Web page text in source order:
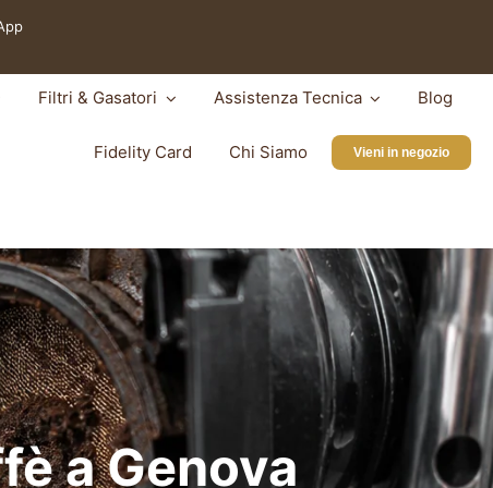
Filtri & Gasatori Assistenza Tecnica Blog
Fidelity Card Chi Siamo Vieni in negozio
a Genova